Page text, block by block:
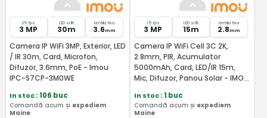
25 fps
3 MP
LED si IR
30m
lentila fixa
3.6mm
Camera IP WiFi 3MP, Exterior, LED
/ IR 30m, Card, Microfon,
Difuzor, 3.6mm, PoE - Imou
IPC-S7CP-3M0WE
In stoc: 106 buc
Comandă acum și expediem
Maine
15 fps
3 MP
LED si IR
15m
lentila fixa
2.8mm
Camera IP WiFi Cell 3C 2K,
2.8mm, PIR, Acumulator
5000mAh, Card, LED/IR 15m,
Mic, Difuzor, Panou Solar - IMOU
In stoc: 1 buc
Comandă acum și expediem
Maine